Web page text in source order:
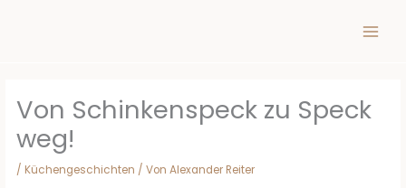
Von Schinkenspeck zu Speck
weg!
/ Küchengeschichten / VonAlexander Reiter